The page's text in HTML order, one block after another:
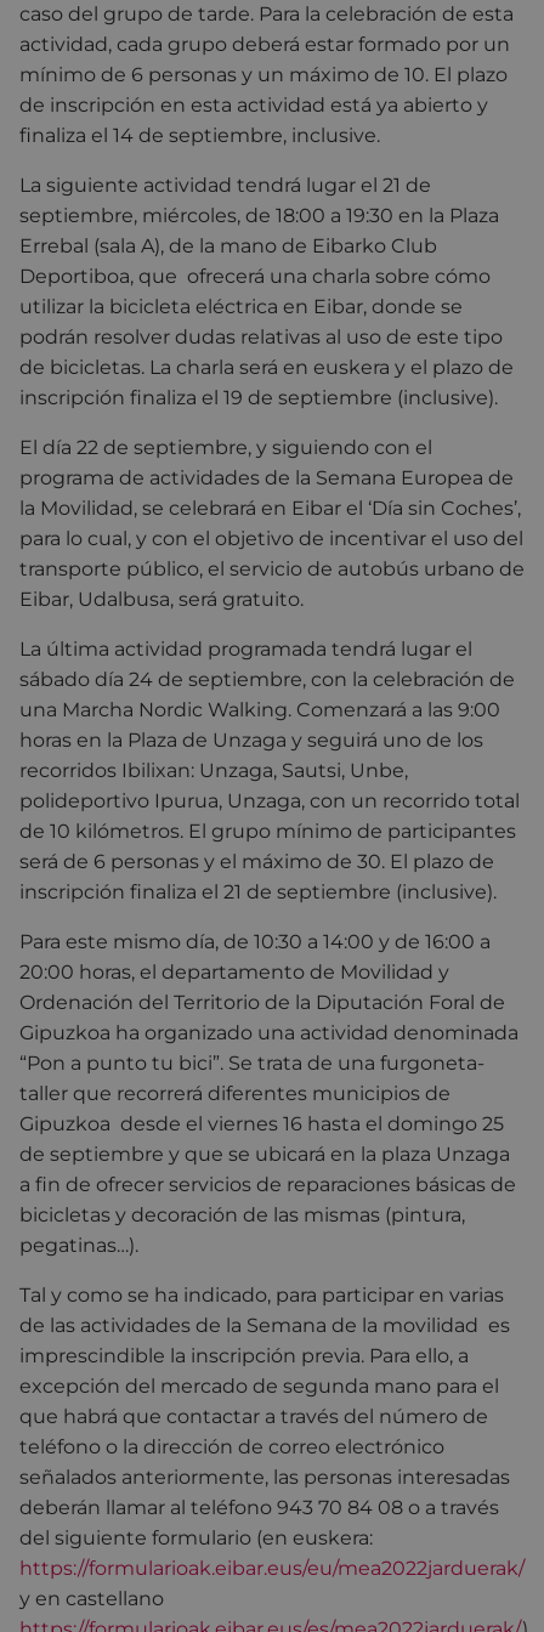
caso del grupo de tarde. Para la celebración de esta
actividad, cada grupo deberá estar formado por un
mínimo de 6 personas y un máximo de 10. El plazo
de inscripción en esta actividad está ya abierto y
finaliza el 14 de septiembre, inclusive.
La siguiente actividad tendrá lugar el 21 de
septiembre, miércoles, de 18:00 a 19:30 en la Plaza
Errebal (sala A), de la mano de Eibarko Club
Deportiboa, que ofrecerá una charla sobre cómo
utilizar la bicicleta eléctrica en Eibar, donde se
podrán resolver dudas relativas al uso de este tipo
de bicicletas. La charla será en euskera y el plazo de
inscripción finaliza el 19 de septiembre (inclusive).
El día 22 de septiembre, y siguiendo con el
programa de actividades de la Semana Europea de
la Movilidad, se celebrará en Eibar el ‘Día sin Coches’,
para lo cual, y con el objetivo de incentivar el uso del
transporte público, el servicio de autobús urbano de
Eibar, Udalbusa, será gratuito.
La última actividad programada tendrá lugar el
sábado día 24 de septiembre, con la celebración de
una Marcha Nordic Walking. Comenzará a las 9:00
horas en la Plaza de Unzaga y seguirá uno de los
recorridos Ibilixan: Unzaga, Sautsi, Unbe,
polideportivo Ipurua, Unzaga, con un recorrido total
de 10 kilómetros. El grupo mínimo de participantes
será de 6 personas y el máximo de 30. El plazo de
inscripción finaliza el 21 de septiembre (inclusive).
Para este mismo día, de 10:30 a 14:00 y de 16:00 a
20:00 horas, el departamento de Movilidad y
Ordenación del Territorio de la Diputación Foral de
Gipuzkoa ha organizado una actividad denominada
“Pon a punto tu bici”. Se trata de una furgoneta-
taller que recorrerá diferentes municipios de
Gipuzkoa desde el viernes 16 hasta el domingo 25
de septiembre y que se ubicará en la plaza Unzaga
a fin de ofrecer servicios de reparaciones básicas de
bicicletas y decoración de las mismas (pintura,
pegatinas…).
Tal y como se ha indicado, para participar en varias
de las actividades de la Semana de la movilidad es
imprescindible la inscripción previa. Para ello, a
excepción del mercado de segunda mano para el
que habrá que contactar a través del número de
teléfono o la dirección de correo electrónico
señalados anteriormente, las personas interesadas
deberán llamar al teléfono 943 70 84 08 o a través
del siguiente formulario (en euskera:
https://formularioak.eibar.eus/eu/mea2022jarduerak/
y en castellano